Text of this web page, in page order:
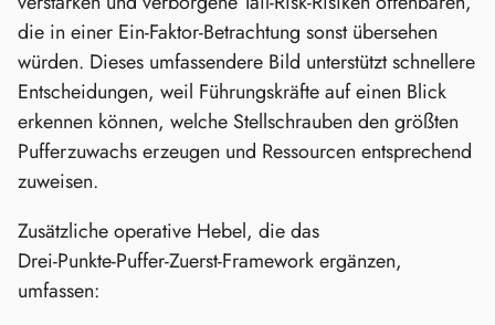
die in einer Ein‑Faktor‑Betrachtung sonst übersehen
würden. Dieses umfassendere Bild unterstützt schnellere
Entscheidungen, weil Führungskräfte auf einen Blick
erkennen können, welche Stellschrauben den größten
Pufferzuwachs erzeugen und Ressourcen entsprechend
zuweisen.
Zusätzliche operative Hebel, die das
Drei‑Punkte‑Puffer‑Zuerst‑Framework ergänzen,
umfassen: